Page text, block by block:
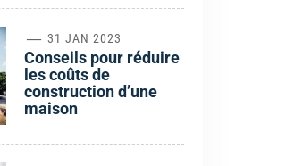
31 JAN 2023
Conseils pour réduire
les coûts de
construction d’une
maison